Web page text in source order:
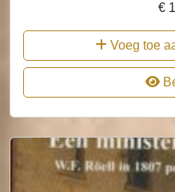
€
Voeg toe